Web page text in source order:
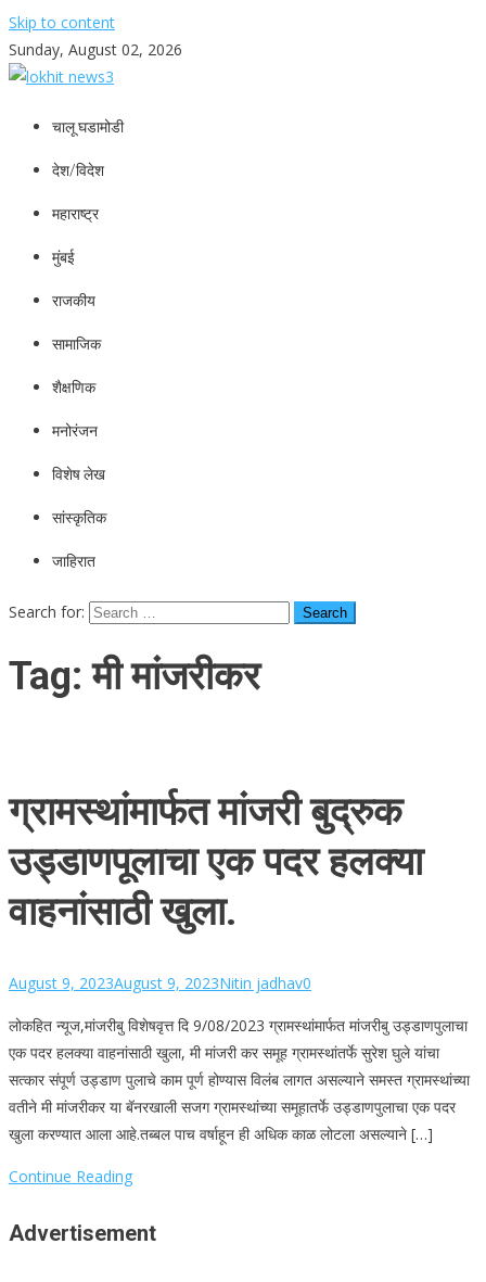
Skip to content
Sunday, August 02, 2026
lokhit news3
lokhit news 3
चालू घडामोडी
देश/विदेश
महाराष्ट्र
मुंबई
राजकीय
सामाजिक
शैक्षणिक
मनोरंजन
विशेष लेख
सांस्कृतिक
जाहिरात
Search for:
Tag:मी मांजरीकर
ग्रामस्थांमार्फत मांजरी बुद्रुक
उड्डाणपूलाचा एक पदर हलक्या
वाहनांसाठी खुला.
August 9, 2023August 9, 2023Nitin jadhav0
लोकहित न्यूज,मांजरीबु विशेषवृत्त दि 9/08/2023 ग्रामस्थांमार्फत मांजरीबु उड्डाणपुलाचा
एक पदर हलक्या वाहनांसाठी खुला, मी मांजरी कर समूह ग्रामस्थांतर्फे सुरेश घुले यांचा
सत्कार संपूर्ण उड्डाण पुलाचे काम पूर्ण होण्यास विलंब लागत असल्याने समस्त ग्रामस्थांच्या
वतीने मी मांजरीकर या बॅनरखाली सजग ग्रामस्थांच्या समूहातर्फे उड्डाणपुलाचा एक पदर
खुला करण्यात आला आहे.तब्बल पाच वर्षाहून ही अधिक काळ लोटला असल्याने […]
Continue Reading
Advertisement